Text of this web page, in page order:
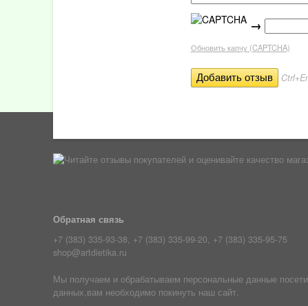
→
Обновить капчу (CAPTCHA)
Обратная связь
+7 (383) 335-93-38, +7 (383) 335-99-20, +7 (383) 335-95-75
shop@artdietika.ru
Мы получаем и обрабатываем персональные данные
данных,вам необходимо покинуть наш сайт.